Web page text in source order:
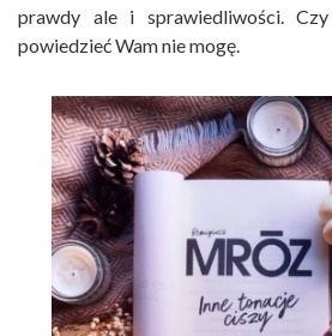
prawdy ale i sprawiedliwości.
powiedzieć Wam nie mogę.